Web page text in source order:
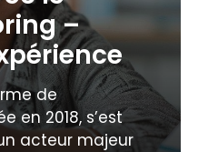
–
de
en 2018, s’est
acteur majeur